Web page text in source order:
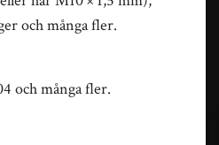
och många fler.
och många fler.